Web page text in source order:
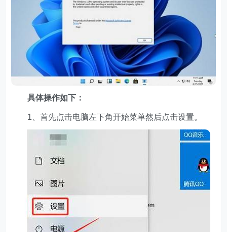
具体操作如下：
1、首先点击电脑左下角开始菜单然后点击设置。